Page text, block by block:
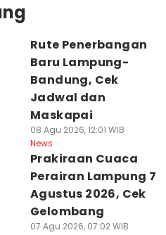
Rute Penerbangan
Baru Lampung-
Bandung, Cek
Jadwal dan
Maskapai
08 Agu 2026, 12:01 WIB
News
Prakiraan Cuaca
Perairan Lampung 7
Agustus 2026, Cek
Gelombang
07 Agu 2026, 07:02 WIB